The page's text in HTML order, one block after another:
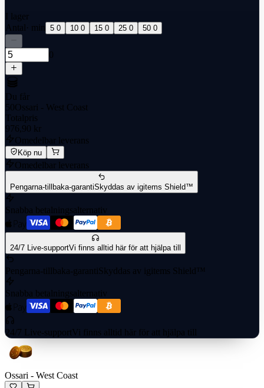
I lager
Antal · min 5 0 10 0 15 0 25 0 50 0
0
Du får
50Ossari - West Coast
Totalpris
976,90 kr
Omedelbar leverans
Köp nu
Omedelbar leverans
Pengarna-tillbaka-garantiSkyddas av igitems Shield™
Snabba betalningsalternativ
24/7 Live-supportVi finns alltid här för att hjälpa till
Pengarna-tillbaka-garantiSkyddas av igitems Shield™
Snabba betalningsalternativ
24/7 Live-supportVi finns alltid här för att hjälpa till
Ossari - West Coast